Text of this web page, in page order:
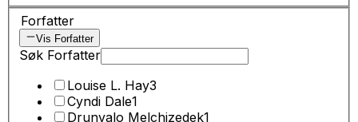
Forfatter
Vis Forfatter
Søk Forfatter
Louise L. Hay3
Cyndi Dale1
Drunvalo Melchizedek1